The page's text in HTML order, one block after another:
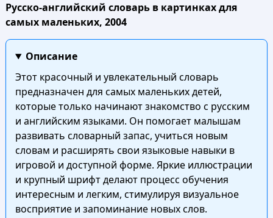
Русско-английский словарь в картинках для
самых маленьких, 2004
Описание
Этот красочный и увлекательный словарь
предназначен для самых маленьких детей,
которые только начинают знакомство с русским
и английским языками. Он помогает малышам
развивать словарный запас, учиться новым
словам и расширять свои языковые навыки в
игровой и доступной форме. Яркие иллюстрации
и крупный шрифт делают процесс обучения
интересным и легким, стимулируя визуальное
восприятие и запоминание новых слов.